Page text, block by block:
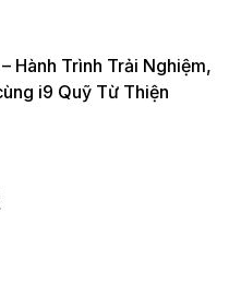
Hành Trình Trải Nghiệm,
i9 Quỹ Từ Thiện